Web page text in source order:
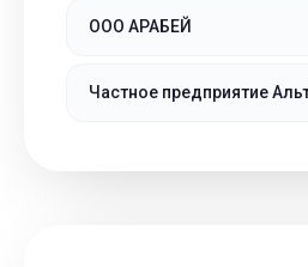
ООО АРАБЕЙ
Частное предприятие